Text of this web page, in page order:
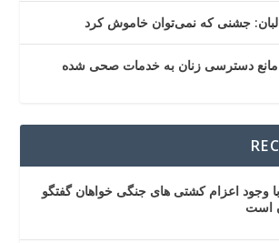
جشنی که نمی‌توان خاموش کرد
مانع دسترسی زنان به خدمات صحی شده
وجود اعزام کشتی های جنگی خواهان گفتگو
است